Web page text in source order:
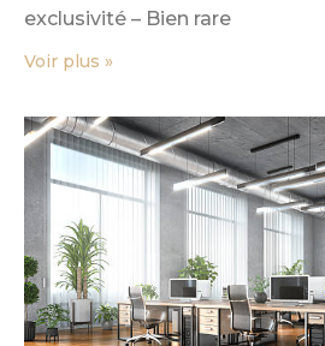
exclusivité – Bien rare
Voir plus »